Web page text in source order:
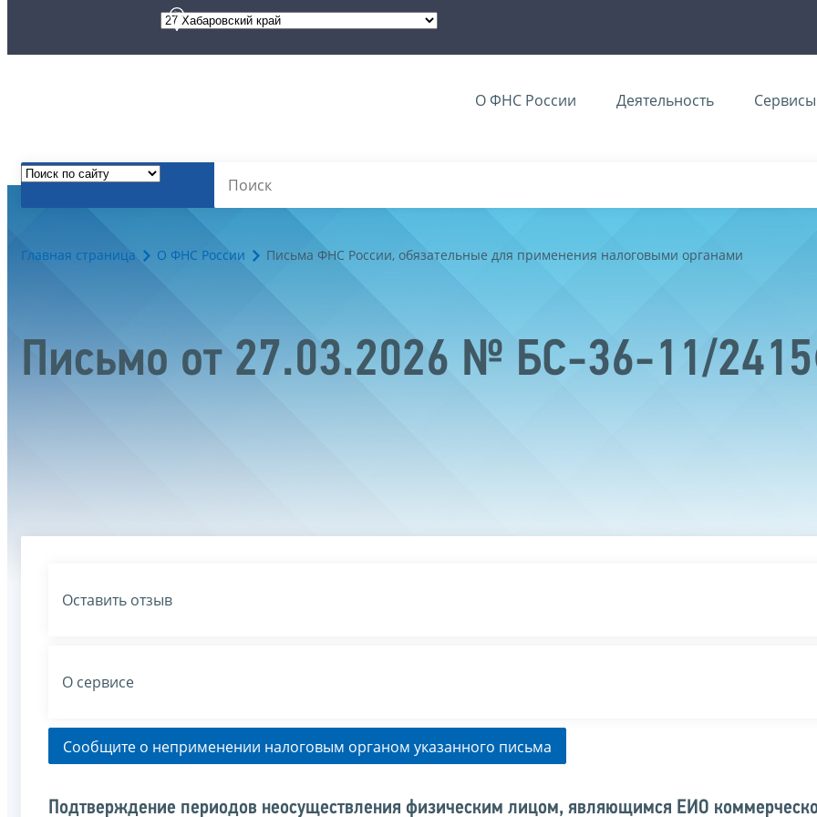
О ФНС России Деятельность Сервисы
Главная страница О ФНС России Письма ФНС России, обязательные для применения налоговыми органами
Письмо от 27.03.2026 № БС-36-11/
Оставить отзыв
О сервисе
Сообщите о неприменении налоговым органом указанного письма
Подтверждение периодов неосуществления физическим лицом, являющимся ЕИО